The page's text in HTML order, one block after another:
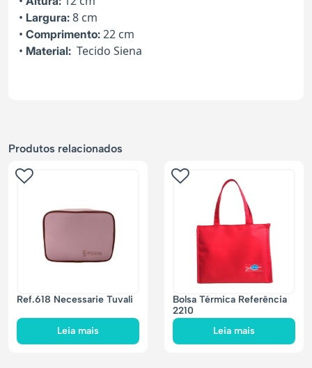
• Largura: 8 cm
• Comprimento: 22 cm
• Material: Tecido Siena
Produtos relacionados
Ref.618 Necessarie Tuvali
Leia mais
Bolsa Térmica Referência
2210
Leia mais